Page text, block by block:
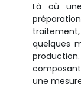
Là où
quelques
une